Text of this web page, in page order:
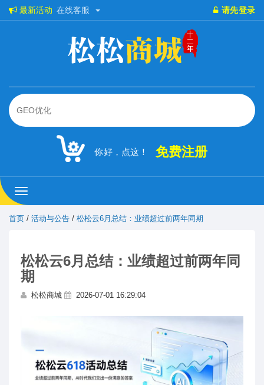
请先登录
最新活动 在线客服
你好，点这！ 免费注册
松
松
城
首页 / 活动与公告 / 松松云6月总结：业绩超过前两年同期
松松云6月总结：业绩超过前两年同
期
松松商城 2026-07-01 16:29:04